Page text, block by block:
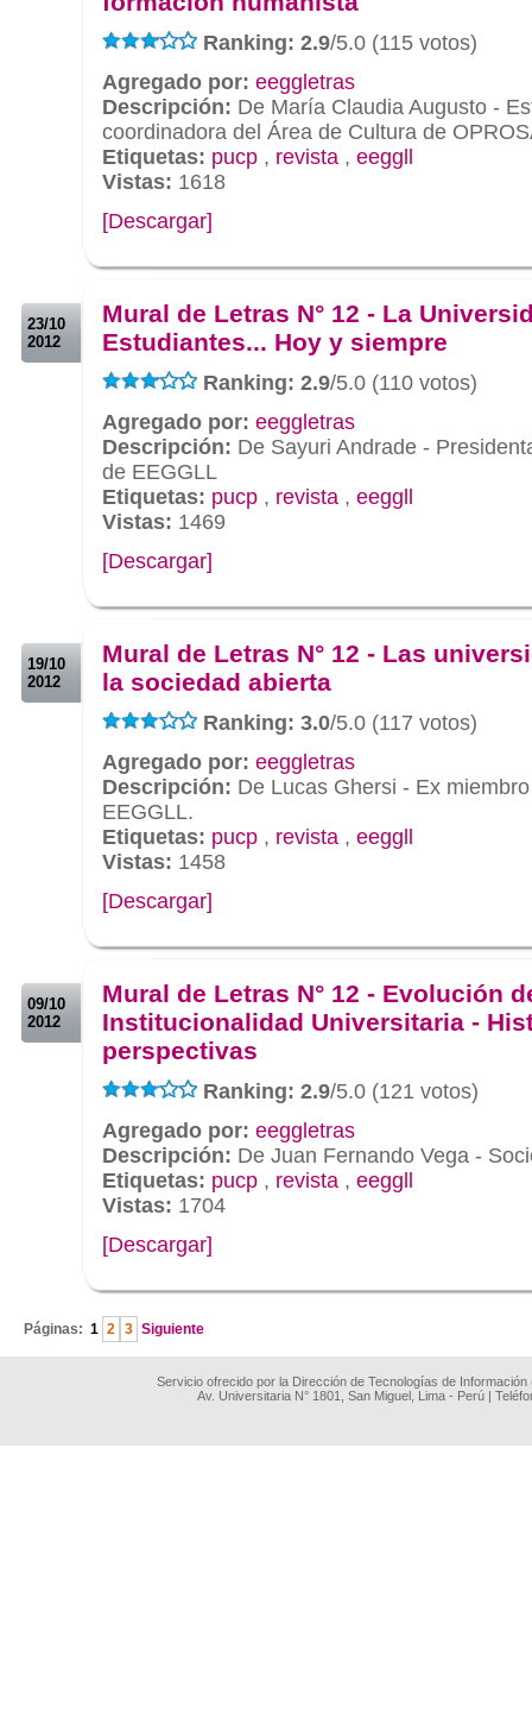
Ranking: 2.9/5.0 (115 votos)
Agregado por: eeggletras
Descripción: De María Claudia Augusto -
coordinadora del Área de Cultura de
Etiquetas: pucp , revista , eeggll
Vistas: 1618
[Descargar]
23/10
2012
Mural de Letras N° 12 - La
Estudiantes... Hoy y siempre
Ranking: 2.9/5.0 (110 votos)
Agregado por: eeggletras
Descripción: De Sayuri Andrade -
de EEGGLL
Etiquetas: pucp , revista , eeggll
Vistas: 1469
[Descargar]
19/10
2012
Mural de Letras N° 12 - Las
la sociedad abierta
Ranking: 3.0/5.0 (117 votos)
Agregado por: eeggletras
Descripción: De Lucas Ghersi - Ex
EEGGLL.
Etiquetas: pucp , revista , eeggll
Vistas: 1458
[Descargar]
09/10
2012
Mural de Letras N° 12 - Evolución
Institucionalidad Universitaria -
perspectivas
Ranking: 2.9/5.0 (121 votos)
Agregado por: eeggletras
Descripción: De Juan Fernando Vega -
Etiquetas: pucp , revista , eeggll
Vistas: 1704
[Descargar]
Páginas: 1 2 3 Siguiente
Servicio ofrecido por la Dirección de Tecnologías de
Av. Universitaria N° 1801, San Miguel, Lima - Perú |